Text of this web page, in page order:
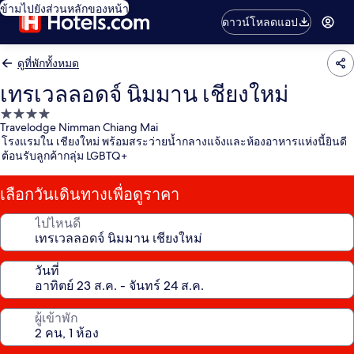
ข้ามไปยังส่วนหลักของหน้า
ดาวน์โหลดแอป
ดูที่พักทั้งหมด
เทรเวลลอดจ์ นิมมาน เชียงใหม่
ที่พัก
4.0
ดาว
Travelodge Nimman Chiang Mai
โรงแรมใน เชียงใหม่ พร้อมสระว่ายน้ำกลางแจ้งและห้องอาหารแห่งนี้ยินดี
ต้อนรับลูกค้ากลุ่ม LGBTQ+
เลือกวันเดินทางเพื่อดูราคา
ไปไหนดี
วันที่
ผู้เข้าพัก